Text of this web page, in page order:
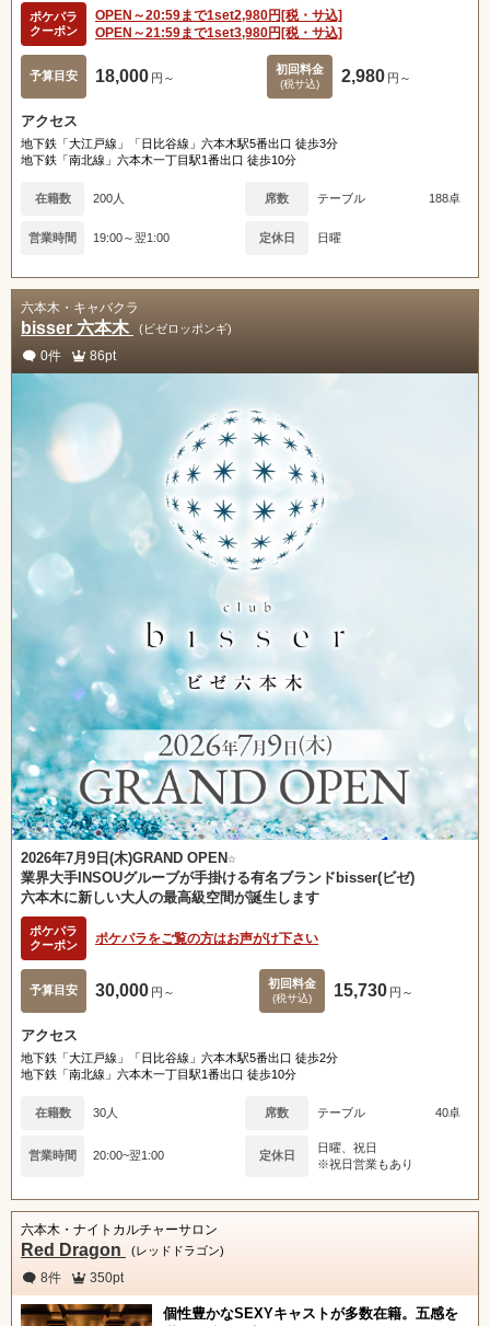
ポケパラ
クーポン
OPEN～20:59まで1set2,980円[税・サ込]
OPEN～21:59まで1set3,980円[税・サ込]
予算目安 18,000 円～
初回料金
(税サ込) 2,980 円～
アクセス
地下鉄「大江戸線」「日比谷線」六本木駅5番出口 徒歩3分
地下鉄「南北線」六本木一丁目駅1番出口 徒歩10分
在籍数 200人 席数 テーブル 188卓
営業時間 19:00～翌1:00 定休日 日曜
六本木・キャバクラ
bisser 六本木 (ビゼロッポンギ)
0件 86pt
2026年7月9日(木)GRAND OPEN☆
業界大手INSOUグルーブが手掛ける有名ブランドbisser(ビゼ)
六本木に新しい大人の最高級空間が誕生します
ポケパラ
クーポン
ポケパラをご覧の方はお声がけ下さい
予算目安 30,000 円～
初回料金
(税サ込) 15,730 円～
アクセス
地下鉄「大江戸線」「日比谷線」六本木駅5番出口 徒歩2分
地下鉄「南北線」六本木一丁目駅1番出口 徒歩10分
在籍数 30人 席数 テーブル 40卓
営業時間 20:00~翌1:00 定休日
日曜、祝日
※祝日営業もあり
六本木・ナイトカルチャーサロン
Red Dragon (レッドドラゴン)
8件 350pt
個性豊かなSEXYキャストが多数在籍。五感を
会員ログイン
北海道
甲信越 北陸